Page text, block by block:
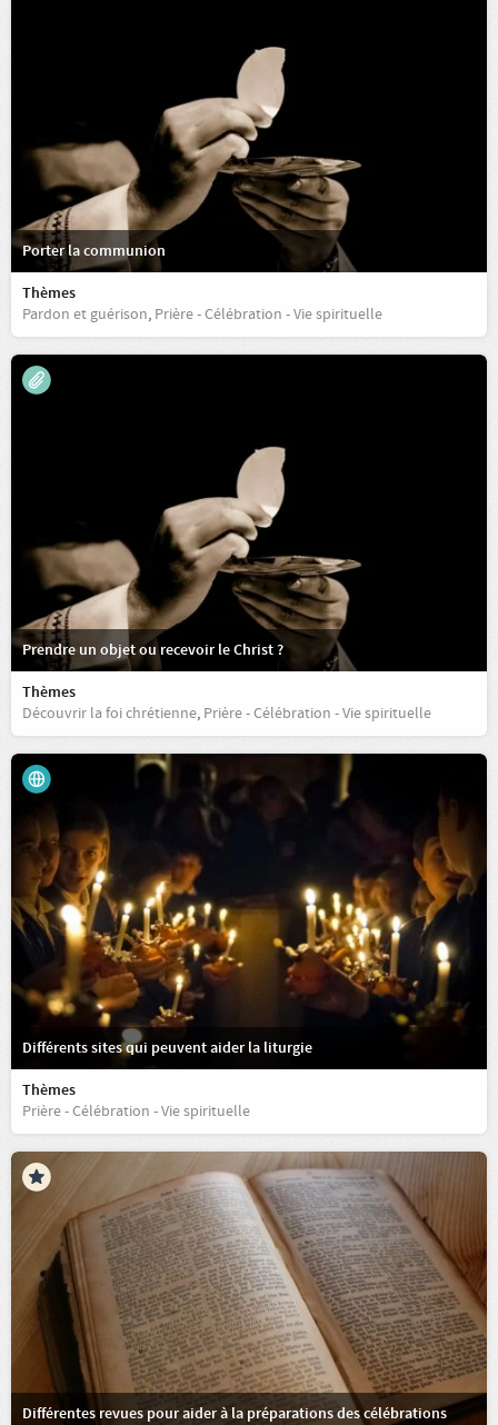
Porter la communion
Thèmes
Pardon et guérison, Prière - Célébration - Vie spirituelle
Prendre un objet ou recevoir le Christ ?
Thèmes
Découvrir la foi chrétienne, Prière - Célébration - Vie spirituelle
Différents sites qui peuvent aider la liturgie
Thèmes
Prière - Célébration - Vie spirituelle
Différentes revues pour aider à la préparations des célébrations